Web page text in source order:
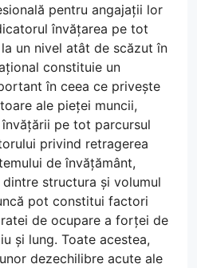
pentru angajații lor
învățarea pe tot
un nivel atât de scăzut în
constituie un
în ceea ce privește
ale pieței muncii,
pe tot parcursul
privind retragerea
de învățământ,
structura și volumul
pot constitui factori
de ocupare a forței de
și lung. Toate acestea,
dezechilibre acute ale